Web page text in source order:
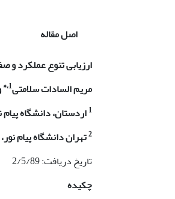
اصل مقاله
ارزیابی تنوع عملکرد و
مریم السادات سلامتی1،*
1اردستان، دانشگاه
2تهران دانشگاه پیام
تاریخ دریافت: 2/5/89 تاریخ پذیرش: 31/3/90
چکیده